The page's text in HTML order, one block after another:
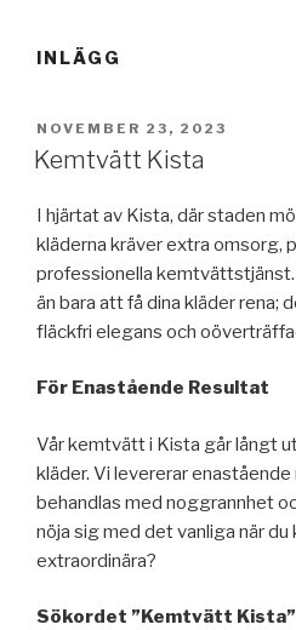
INLÄGG
PUBLICERAT
NOVEMBER 23, 2023
Kemtvätt Kista
I hjärtat av Kista, där staden
kläderna kräver extra omsorg,
professionella
än bara att få dina kläder rena;
fläckfri elegans och
För Enastående Resultat
Vår kemtvätt i Kista går långt
kläder. Vi levererar
behandlas med noggrannhet
nöja sig med det vanliga när
extraordinära?
Sökordet ”Kemtvätt